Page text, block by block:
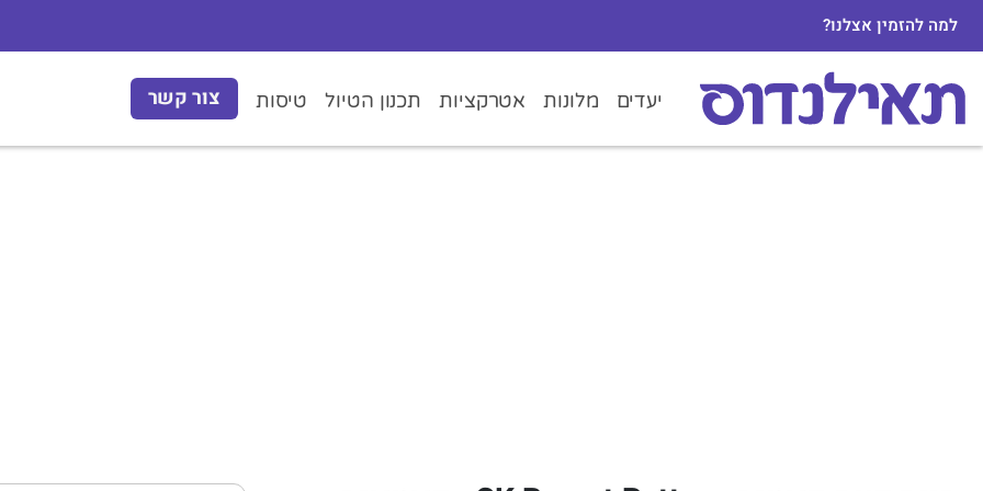
למה להזמין אצלנו?
יעדים מלונות אטרקציות תכנון הטיול טיסות צור קשר